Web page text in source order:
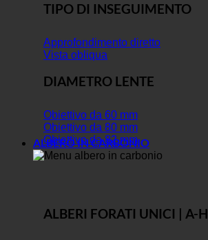
TIPO DI INSEGUIMENTO
Approfondimento diretto
Vista obliqua
DIAMETRO LENTE
Obiettivo da 60 mm
Obiettivo da 80 mm
Obiettivo da 82 mm
ALBERO IN CARBONIO
ALBERI FORATI UNICI | A-H